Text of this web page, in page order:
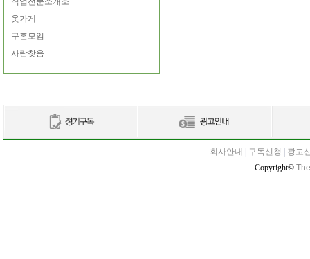
옷가게
구혼모임
사람찾음
회사안내 구독신청
광고
Copyright©